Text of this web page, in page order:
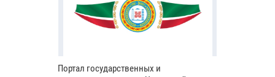
Портал государственных и